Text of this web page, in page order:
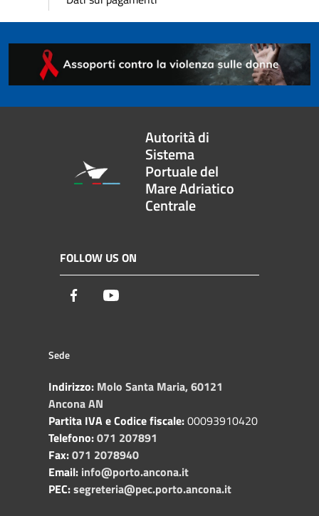
Autorità di
Sistema
Portuale del
Mare Adriatico
Centrale
FOLLOW US ON
Facebook
Sede
Indirizzo: Molo Santa Maria, 60121
Ancona AN
Partita IVA e Codice fiscale:00093910420
Telefono:071 207891
Fax:071 2078940
Email: info@porto.ancona.it
PEC:segreteria@pec.porto.ancona.it